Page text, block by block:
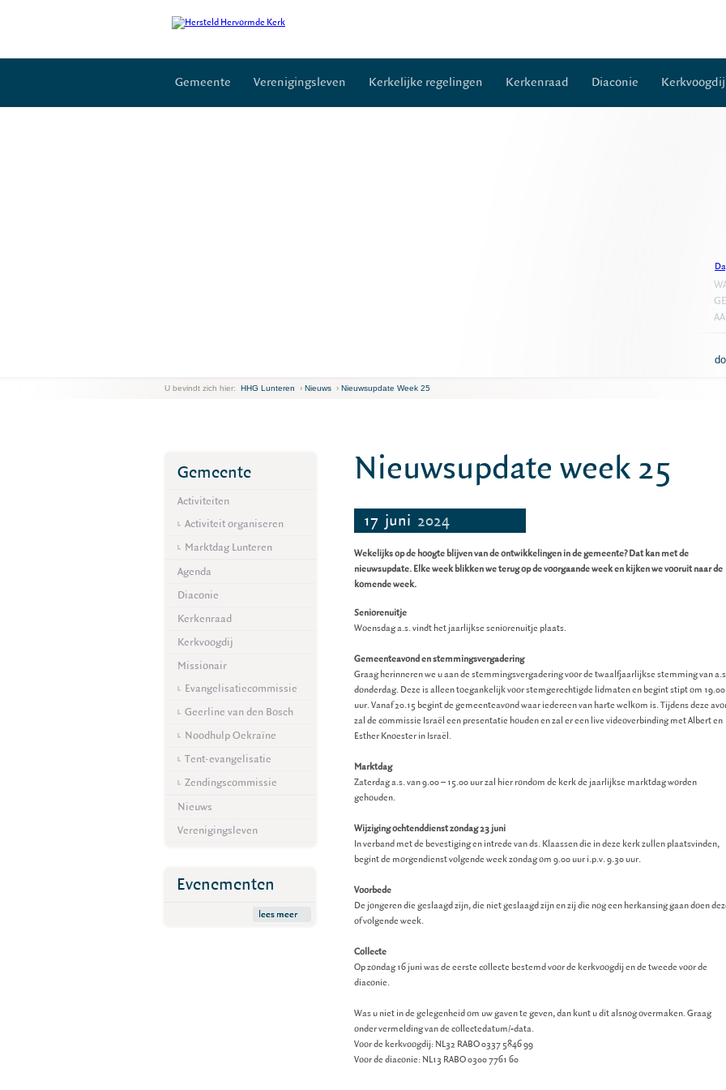
Gemeente Verenigingsleven Kerkelijke regelingen Kerkenraad Diaconie Kerkvoogdij
U bevindt zich hier: HHG Lunteren › Nieuws › Nieuwsupdate Week 25
Nieuwsupdate week 25
17 juni 2024
Wekelijks op de hoogte blijven van de ontwikkelingen in de gemeente? Dat kan met de
nieuwsupdate. Elke week blikken we terug op de voorgaande week en kijken we vooruit naar de
komende week.
Seniorenuitje
Woensdag a.s. vindt het jaarlijkse seniorenuitje plaats.
Gemeenteavond en stemmingsvergadering
Graag herinneren we u aan de stemmingsvergadering voor de twaalfjaarlijkse stemming van
donderdag. Deze is alleen toegankelijk voor stemgerechtigde lidmaten en begint stipt om 19.00
uur. Vanaf 20.15 begint de gemeenteavond waar iedereen van harte welkom is. Tijdens deze
zal de commissie Israël een presentatie houden en zal er een live videoverbinding met Albert en
Esther Knoester in Israël.
Marktdag
Zaterdag a.s. van 9.00 – 15.00 uur zal hier rondom de kerk de jaarlijkse marktdag worden
gehouden.
Wijziging ochtenddienst zondag 23 juni
In verband met de bevestiging en intrede van ds. Klaassen die in deze kerk zullen plaatsvinden,
begint de morgendienst volgende week zondag om 9.00 uur i.p.v. 9.30 uur.
Voorbede
De jongeren die geslaagd zijn, die niet geslaagd zijn en zij die nog een herkansing gaan doen
of volgende week.
Collecte
Op zondag 16 juni was de eerste collecte bestemd voor de kerkvoogdij en de tweede voor de
diaconie.
Was u niet in de gelegenheid om uw gaven te geven, dan kunt u dit alsnog overmaken. Graag
onder vermelding van de collectedatum/-data.
Voor de kerkvoogdij: NL32 RABO 0337 5846 99
Voor de diaconie: NL13 RABO 0300 7761 60
Gemeente
Activiteiten
Activiteit organiseren
Marktdag Lunteren
Agenda
Diaconie
Kerkenraad
Kerkvoogdij
Missionair
Evangelisatiecommissie
Geerline van den Bosch
Noodhulp Oekraïne
Tent-evangelisatie
Zendingscommissie
Nieuws
Verenigingsleven
Evenementen
lees meer